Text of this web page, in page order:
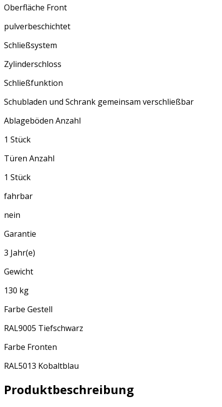
Oberfläche Front
pulverbeschichtet
Schließsystem
Zylinderschloss
Schließfunktion
Schubladen und Schrank gemeinsam verschließbar
Ablageböden Anzahl
1 Stück
Türen Anzahl
1 Stück
fahrbar
nein
Garantie
3 Jahr(e)
Gewicht
130 kg
Farbe Gestell
RAL9005 Tiefschwarz
Farbe Fronten
RAL5013 Kobaltblau
Produktbeschreibung